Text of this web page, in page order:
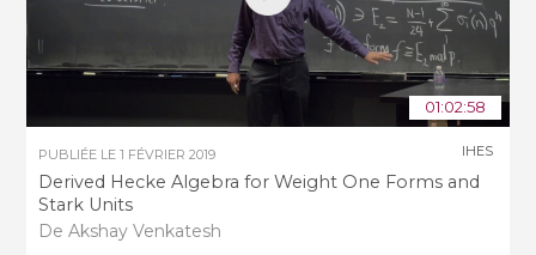
01:02:58
PUBLIÉE LE1 FÉVRIER 2019
Derived Hecke Algebra for Weight One Forms and
Stark Units
De Akshay Venkatesh
IHES